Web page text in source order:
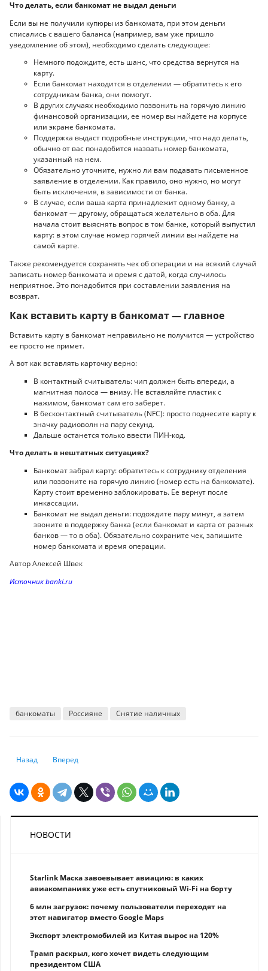
Что делать, если банкомат не выдал деньги
Если вы не получили купюры из банкомата, при этом деньги
списались с вашего баланса (например, вам уже пришло
уведомление об этом), необходимо сделать следующее:
Немного подождите, есть шанс, что средства вернутся на
карту.
Если банкомат находится в отделении — обратитесь к его
сотрудникам банка, они помогут.
В других случаях необходимо позвонить на горячую линию
финансовой организации, ее номер вы найдете на корпусе
или экране банкомата.
Поддержка выдаст подробные инструкции, что надо делать,
обычно от вас понадобится назвать номер банкомата,
указанный на нем.
Обязательно уточните, нужно ли вам подавать письменное
заявление в отделении. Как правило, оно нужно, но могут
быть исключения, в зависимости от банка.
В случае, если ваша карта принадлежит одному банку, а
банкомат — другому, обращаться желательно в оба. Для
начала стоит выяснять вопрос в том банке, который выпустил
карту: в этом случае номер горячей линии вы найдете на
самой карте.
Также рекомендуется сохранять чек об операции и на всякий случай
записать номер банкомата и время с датой, когда случилось
неприятное. Это понадобится при составлении заявления на
возврат.
Как вставить карту в банкомат — главное
Вставить карту в банкомат неправильно не получится — устройство
ее просто не примет.
А вот как вставлять карточку верно:
В контактный считыватель: чип должен быть впереди, а
магнитная полоса — внизу. Не вставляйте пластик с
нажимом, банкомат сам его заберет.
В бесконтактный считыватель (NFC): просто поднесите карту к
значку радиоволн на пару секунд.
Дальше останется только ввести ПИН-код.
Что делать в нештатных ситуациях?
Банкомат забрал карту: обратитесь к сотруднику отделения
или позвоните на горячую линию (номер есть на банкомате).
Карту стоит временно заблокировать. Ее вернут после
инкассации.
Банкомат не выдал деньги: подождите пару минут, а затем
звоните в поддержку банка (если банкомат и карта от разных
банков — то в оба). Обязательно сохраните чек, запишите
номер банкомата и время операции.
Автор Алексей Швек
Источник banki.ru
банкоматы Россияне Снятие наличных
Предыдущий: «У меня есть доллары старого образца. Как обменять их
Назад Следующий: Объясняем, можно ли заработать больше на
Вперед
НОВОСТИ
Starlink Маска завоевывает авиацию: в каких
авиакомпаниях уже есть спутниковый Wi-Fi на борту
6 млн загрузок: почему пользователи переходят на
этот навигатор вместо Google Maps
Экспорт электромобилей из Китая вырос на 120%
Трамп раскрыл, кого хочет видеть следующим
президентом США